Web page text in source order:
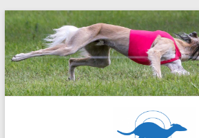
Skip
to
content